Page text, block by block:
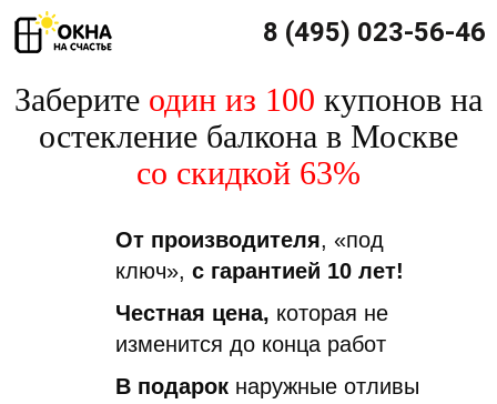
8 (495) 023-56-46
Заберите один из 100 купонов на
остекление балкона в Москве
со скидкой 63%
От производителя, «под
ключ», с гарантией 10 лет!
Честная цена, которая не
изменится до конца работ
В подарок наружные отливы